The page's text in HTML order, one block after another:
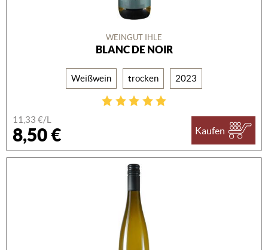
WEINGUT IHLE
BLANC DE NOIR
Weißwein trocken 2023
11,33 €/L
8,50 € Kaufen